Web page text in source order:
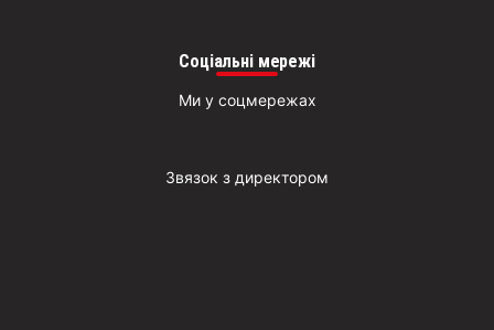
Соціальні мережі
Ми у соцмережах
Звязок з директором